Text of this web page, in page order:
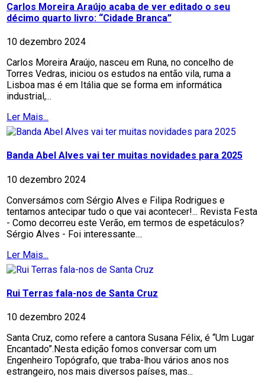
Carlos Moreira Araújo acaba de ver editado o seu
décimo quarto livro: “Cidade Branca”
10 dezembro 2024
Carlos Moreira Araújo, nasceu em Runa, no concelho de
Torres Vedras, iniciou os estudos na então vila, ruma a
Lisboa mas é em Itália que se forma em informática
industrial,...
Ler Mais...
Banda Abel Alves vai ter muitas novidades para 2025
10 dezembro 2024
Conversámos com Sérgio Alves e Filipa Rodrigues e
tentamos antecipar tudo o que vai acontecer!... Revista Festa
- Como decorreu este Verão, em termos de espetáculos?
Sérgio Alves - Foi interessante....
Ler Mais...
Rui Terras fala-nos de Santa Cruz
10 dezembro 2024
Santa Cruz, como refere a cantora Susana Félix, é “Um Lugar
Encantado”.Nesta edição fomos conversar com um
Engenheiro Topógrafo, que traba-lhou vários anos nos
estrangeiro, nos mais diversos países, mas...